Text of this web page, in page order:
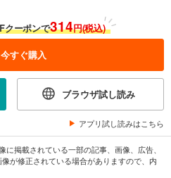
クーポンで314円(税込)
今すぐ購入
ブラウザ試し読み
アプリ試し読みはこちら
掲載されている一部の記事、画像、広告、
が修正されている場合がありますので、内